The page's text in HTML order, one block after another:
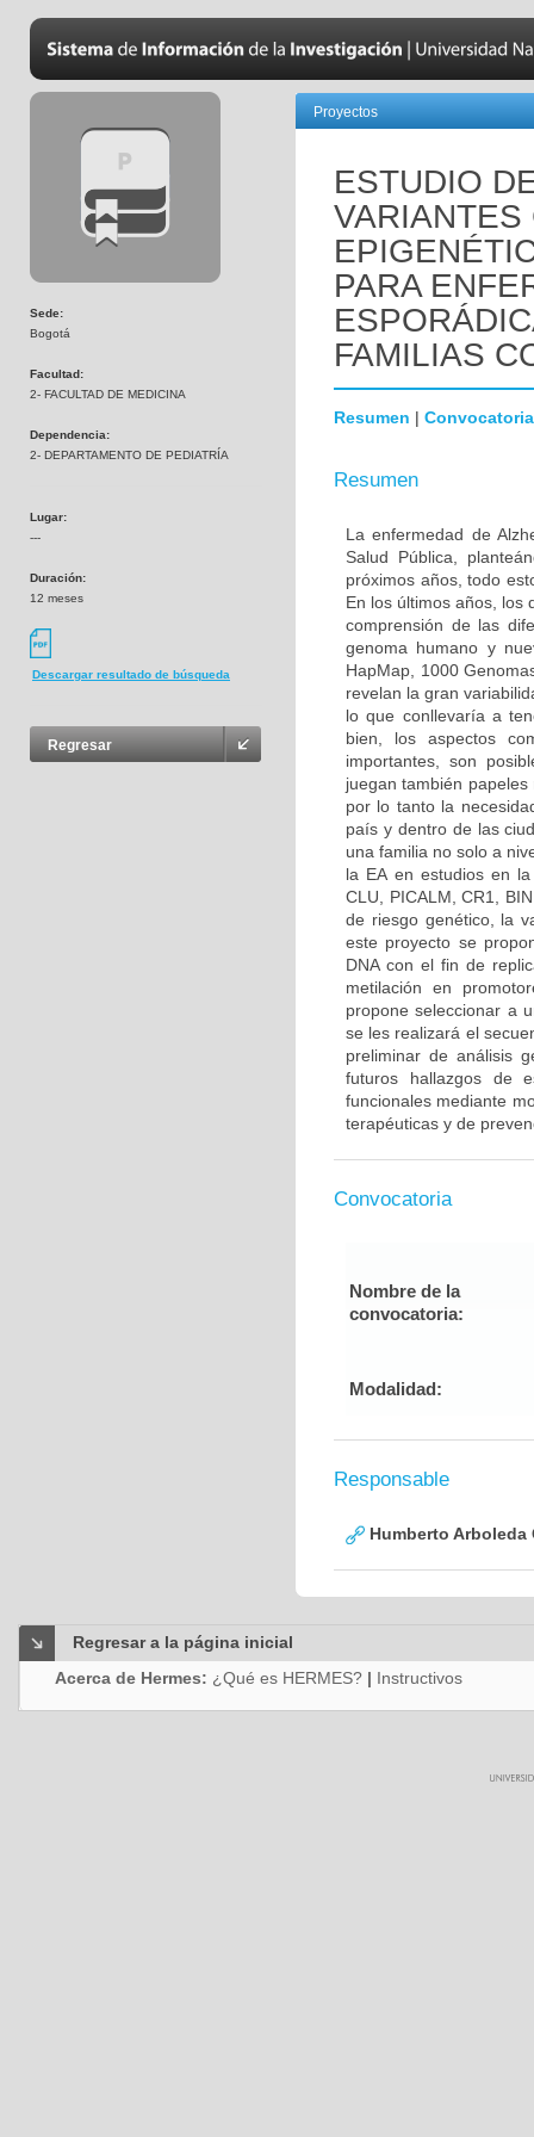
Sede:
Bogotá
Facultad:
2- FACULTAD DE MEDICINA
Dependencia:
2- DEPARTAMENTO DE PEDIATRÍA
Lugar:
---
Duración:
12 meses
Descargar resultado de búsqueda
Regresar
Proyectos
ESTUDIO
VARIANTES
PARA
FAMILIAS
Resumen | Convocatoria
Resumen
La enfermedad de
Salud Pública,
próximos años, todo
En los últimos años, los
comprensión de las
genoma humano y
HapMap, 1000
revelan la gran
lo que conllevaría a
bien, los aspectos
importantes, son
juegan también
por lo tanto la
país y dentro de las
una familia no solo a
la EA en estudios en
CLU, PICALM, CR1,
de riesgo genético, la
este proyecto se
DNA con el fin de
metilación en
propone seleccionar a
se les realizará el
preliminar de análisis
futuros hallazgos de
funcionales mediante
terapéuticas y de
Convocatoria
Nombre de la
convocatoria:
Modalidad:
Responsable
Humberto Arboleda
Regresar a la página inicial
Acerca de Hermes: ¿Qué es HERMES? | Instructivos